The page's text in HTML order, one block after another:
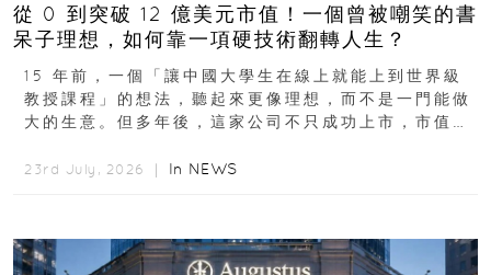
從 0 到突破 12 億美元市值！一個曾被嘲笑的書
呆子理想，如何靠一項硬技術翻轉人生？
15 年前，一個「讓中國大學生在線上就能上到世界級
教授課程」的想法，聽起來更像理想，而不是一門能做
大的生意。但多年後，這家公司不只成功上市，市值更
23rd July, 2026 ｜ In NEWS